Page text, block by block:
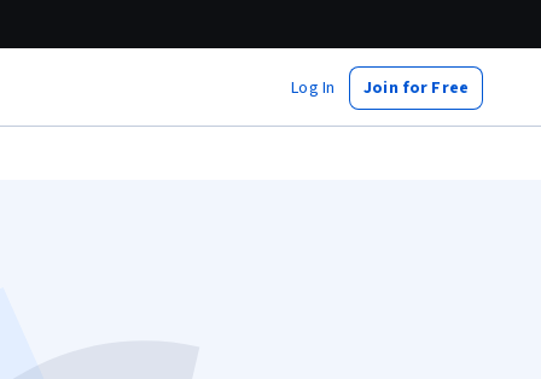
Log In Join for Free